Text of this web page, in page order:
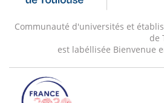
Communauté d'universités et
de
est labéllisée Bienvenue